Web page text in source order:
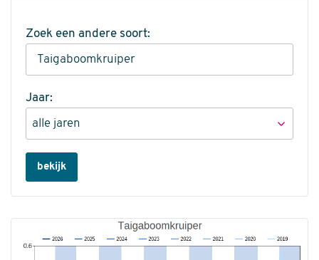
Zoek een andere soort:
Jaar:
bekijk